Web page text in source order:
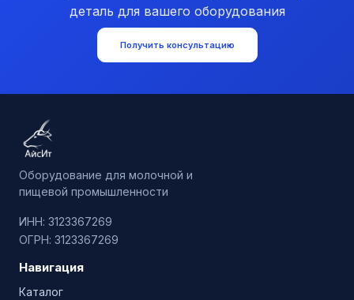
деталь для вашего оборудования
Получить консультацию
Оборудование для молочной и
пищевой промышленности
ИНН: 3123367269
ОГРН: 3123367269
Навигация
Каталог